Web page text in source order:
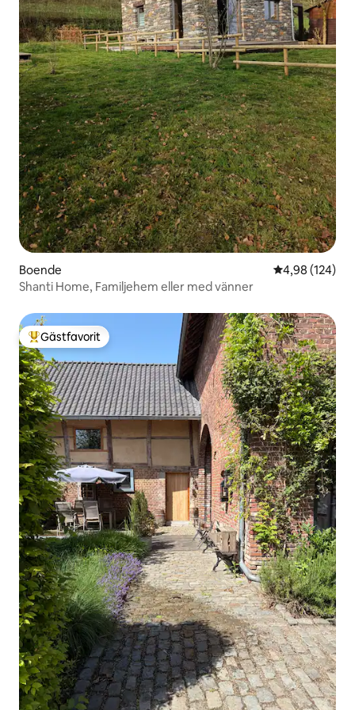
Boende 4,98 av 5 i
4,98 (124)
Shanti Home, Familjehem eller med vänner
Populär gästfavorit
Gästfavorit